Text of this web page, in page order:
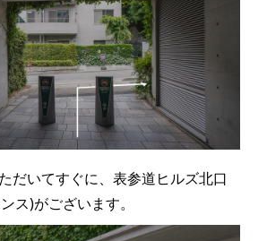
いてすぐに、表参道ヒルズ北口
ス)がございます。